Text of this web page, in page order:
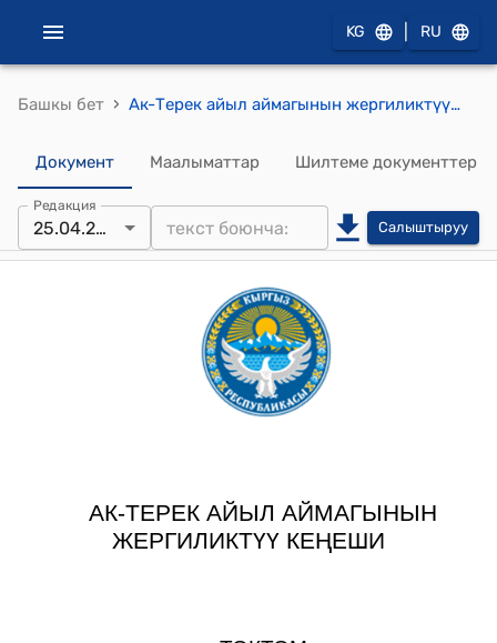
KG RU
Башкы бет › Ак-Терек айыл аймагынын жергиликтүү кеңешинин 2025-жылынын 10 мартындагы №53 токтому "Мамлекеттик Лизинг компаниясы ачык акционердик коому менен иш алып баруу үчүн Ак-Терек айыл аймагынын айыл ѳкмѳтүнѳ 1 (бир) даана Экскаватор жана 1 (бир) даана жүк ташуучу Хово автоунаасын алууга макулдук берүү жѳнүндѳ"
Документ Маалыматтар Шилтеме документтер
Редакция
25.04.2025 Салыштыруу